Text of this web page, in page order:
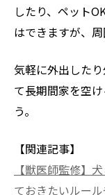
したり、ペット
はできますが、
気軽に外出した
て長期間家を空
う。
【関連記事】
【獣医師監修】
ておきたいルー